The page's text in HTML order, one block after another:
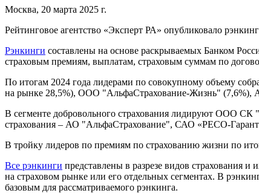
Москва, 20 марта 2025 г.
Рейтинговое агентство «Эксперт РА» опубликовало
Рэнкинги составлены на основе раскрываемых Банком
страховым премиям, выплатам, страховым суммам по
По итогам 2024 года лидерами по совокупному объему
на рынке 28,5%), ООО "АльфаСтрахование-Жизнь" (7,6%),
В сегменте добровольного страхования лидируют ООО
страхования – АО "АльфаСтрахование", САО «РЕСО-
В тройку лидеров по премиям по страхованию жизни
Все рэнкинги представлены в разрезе видов страхования
на страховом рынке или его отдельных сегментах. В
базовым для рассматриваемого рэнкинга.